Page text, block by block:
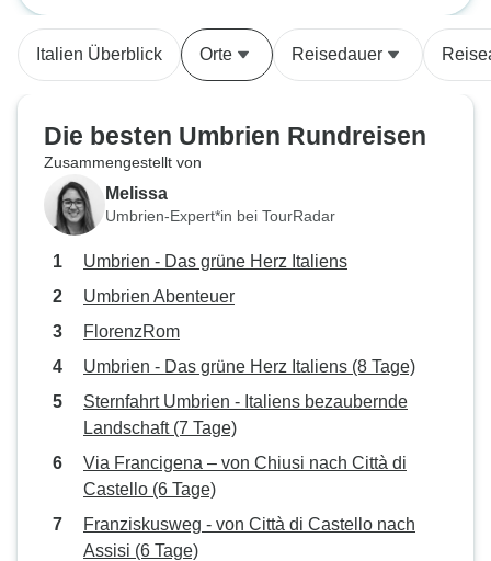
Wohnung war charmant und alles
war so gut geplant und
Das Essen und
waren
Italien Überblick Orte Reisedauer
Die besten Umbrien Rundreisen
Zusammengestellt von
Melissa
Umbrien-Expert*in bei TourRadar
Umbrien - Das grüne Herz Italiens
Umbrien Abenteuer
FlorenzRom
Umbrien - Das grüne Herz Italiens (8 Tage)
Sternfahrt Umbrien - Italiens bezaubernde
Landschaft (7 Tage)
Via Francigena – von Chiusi nach Città di
Castello (6 Tage)
Franziskusweg - von Città di Castello nach
Assisi (6 Tage)